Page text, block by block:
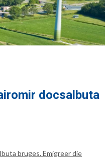
docsalbuta
bruges. Emigreer die